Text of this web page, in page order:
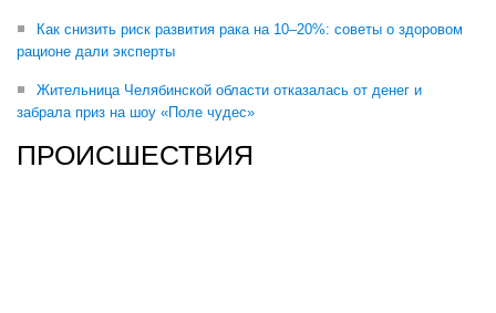
Как снизить риск развития рака на 10–20%: советы о здоровом
рационе дали эксперты
Жительница Челябинской области отказалась от денег и
забрала приз на шоу «Поле чудес»
ПРОИСШЕСТВИЯ